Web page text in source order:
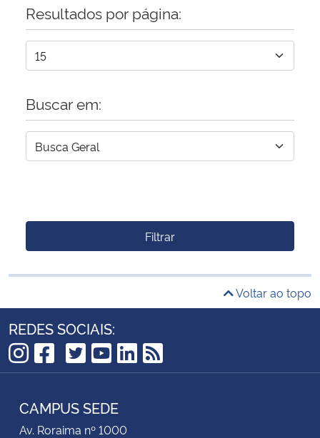
Resultados por página:
Buscar em:
Filtrar
Voltar ao topo
REDES SOCIAIS:
Instagram
Facebook
TikTok
Twitter
YouTube
LinkedIn
RSS
CAMPUS SEDE
Av. Roraima nº 1000